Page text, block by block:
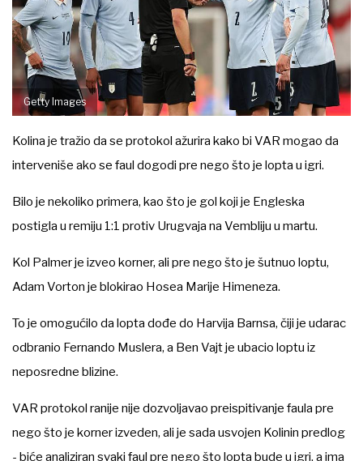
Getty Images
Kolina je tražio da se protokol ažurira kako bi VAR mogao da
interveniše ako se faul dogodi pre nego što je lopta u igri.
Bilo je nekoliko primera, kao što je gol koji je Engleska
postigla u remiju 1:1 protiv Urugvaja na Vembliju u martu.
Kol Palmer je izveo korner, ali pre nego što je šutnuo loptu,
Adam Vorton je blokirao Hosea Marije Himeneza.
To je omogućilo da lopta dođe do Harvija Barnsa, čiji je udarac
odbranio Fernando Muslera, a Ben Vajt je ubacio loptu iz
neposredne blizine.
VAR protokol ranije nije dozvoljavao preispitivanje faula pre
nego što je korner izveden, ali je sada usvojen Kolinin predlog
- biće analiziran svaki faul pre nego što lopta bude u igri, a ima